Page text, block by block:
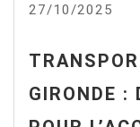
27/10/2025
GIRONDE :